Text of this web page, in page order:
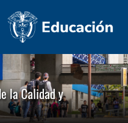
la Calidad y